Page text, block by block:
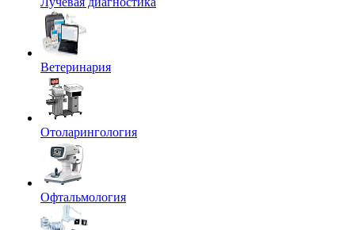
Ветеринария
Отоларингология
Офтальмология